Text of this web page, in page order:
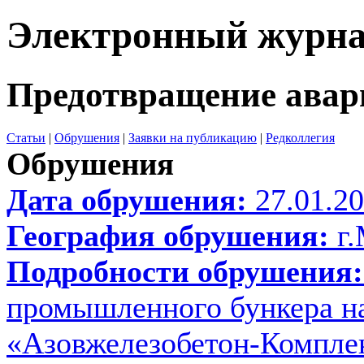
Электронный
Предотвращение
Статьи | Обрушения | Заявки на публикацию | Редколлегия
Обрушения
Дата обрушения:
География обрушения:
Подробности обрушения:
промышленного бункера
«Азовжелезобетон-